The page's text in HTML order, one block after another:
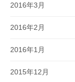
2016年3月
2016年2月
2016年1月
2015年12月